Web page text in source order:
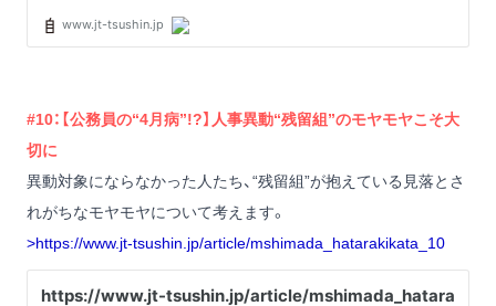
#10：【公務員の“4月病”!?】人事異動“残留組”のモヤモヤこそ大
切に
異動対象にならなかった人たち、“残留組”が抱えている見落とさ
れがちなモヤモヤについて考えます。
>https://www.jt-tsushin.jp/article/mshimada_hatarakikata_10